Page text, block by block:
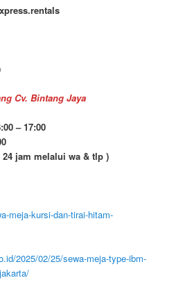
Cv. Bintang Jaya
– 17:00
jam melalui wa & tlp )
meja-kursi-dan-tirai-hitam-
2025/02/25/sewa-meja-type-ibm-